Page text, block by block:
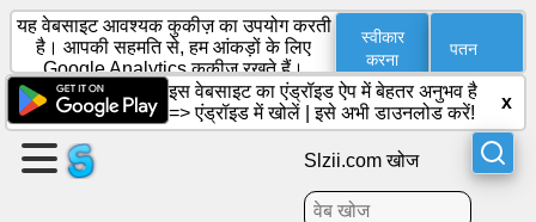
पृष्ठ
बनाएँ
यह वेबसाइट आवश्यक कुकीज़ का उपयोग करती
है। आपकी सहमति से, हम आंकड़ों के लिए
Google Analytics कुकीज़ रखते हैं।
स्वीकार
करना
पतन
इस वेबसाइट का एंड्रॉइड ऐप में बेहतर अनुभव है
=>एंड्रॉइड में खोलें |इसे अभी डाउनलोड करें!
x
Slzii.com खोज